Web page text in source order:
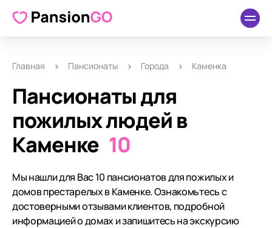
Главная Пансионаты Города Каменка
Пансионаты для
пожилых людей в
Каменке 10
Мы нашли для Вас 10 пансионатов для пожилых и
домов престарелых в Каменке. Ознакомьтесь с
достоверными отзывами клиентов, подробной
информацией о домах и запишитесь на экскурсию